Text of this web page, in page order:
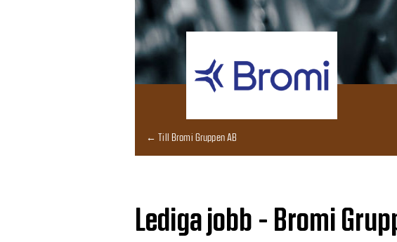
← Till Bromi Gruppen AB
Lediga jobb - Bromi